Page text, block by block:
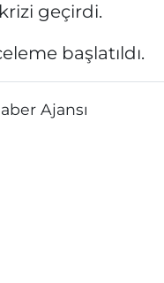
geçirdi.
başlatıldı.
Ajansı